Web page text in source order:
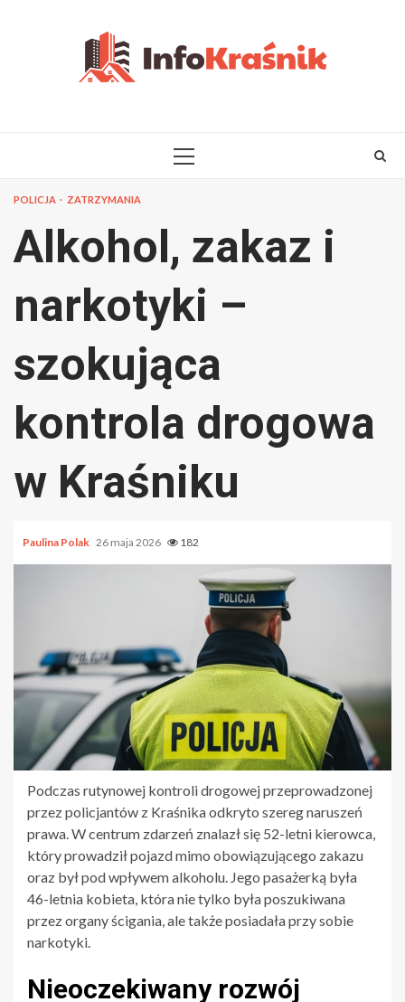
PRIMARY
POLICJA ZATRZYMANIA
Alkohol, zakaz i
narkotyki –
szokująca
kontrola drogowa
w Kraśniku
Paulina Polak 26 maja 2026 182
Podczas rutynowej kontroli drogowej przeprowadzonej
przez policjantów z Kraśnika odkryto szereg naruszeń
prawa. W centrum zdarzeń znalazł się 52-letni kierowca,
który prowadził pojazd mimo obowiązującego zakazu
oraz był pod wpływem alkoholu. Jego pasażerką była
46-letnia kobieta, która nie tylko była poszukiwana
przez organy ścigania, ale także posiadała przy sobie
narkotyki.
Nieoczekiwany rozwój